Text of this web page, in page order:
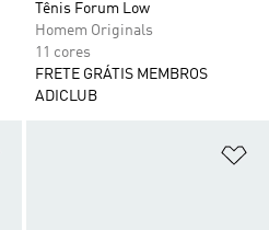
Tênis Forum Low
Homem Originals
11 cores
FRETE GRÁTIS MEMBROS
ADICLUB